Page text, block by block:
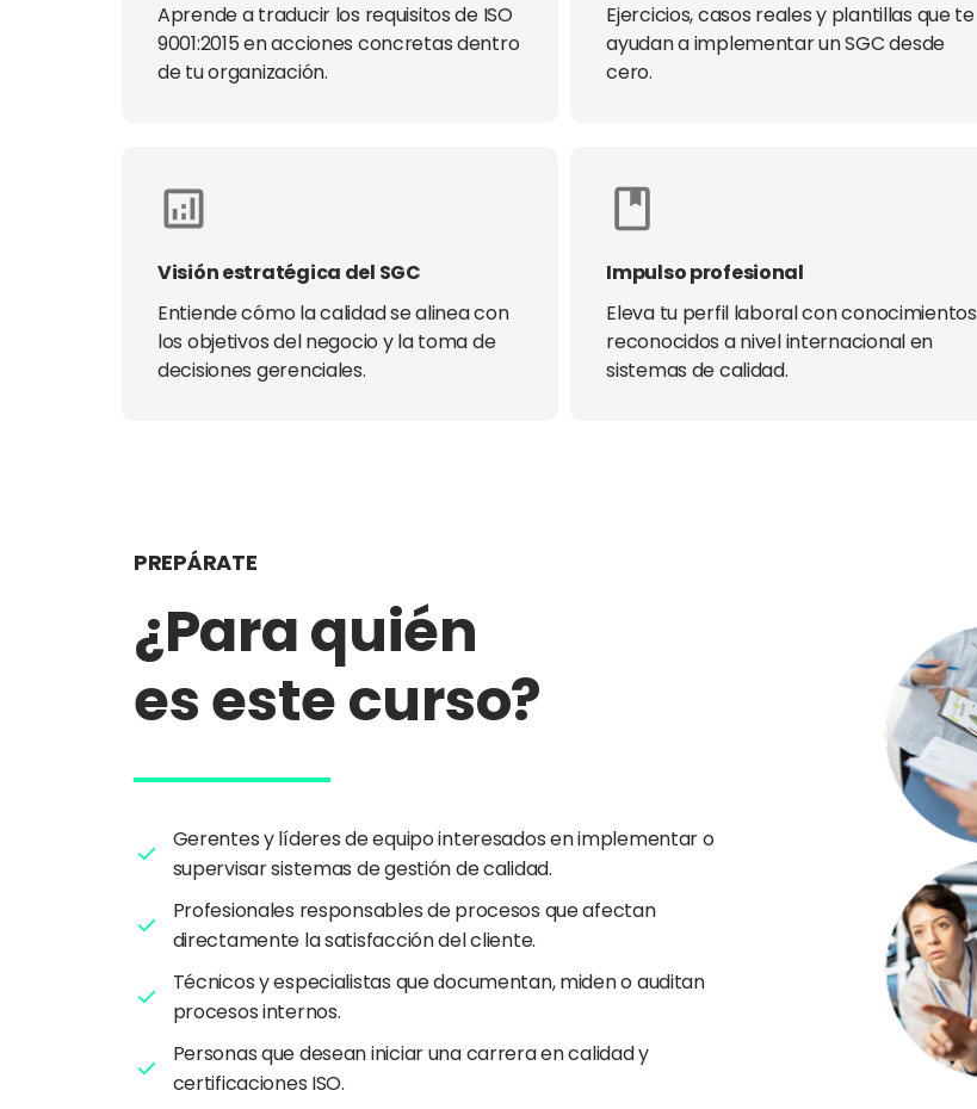
Aprende a traducir los requisitos de ISO
9001:2015 en acciones concretas dentro
de tu organización.
Ejercicios, casos reales y plantillas que te
ayudan a implementar un SGC desde
cero.
Visión estratégica del SGC
Entiende cómo la calidad se alinea con
los objetivos del negocio y la toma de
decisiones gerenciales.
Impulso profesional
Eleva tu perfil laboral con conocimientos
reconocidos a nivel internacional en
sistemas de calidad.
PREPÁRATE
¿Para quién
es este curso?
Gerentes y líderes de equipo interesados en implementar o
supervisar sistemas de gestión de calidad.
Profesionales responsables de procesos que afectan
directamente la satisfacción del cliente.
Técnicos y especialistas que documentan, miden o auditan
procesos internos.
Personas que desean iniciar una carrera en calidad y
certificaciones ISO.